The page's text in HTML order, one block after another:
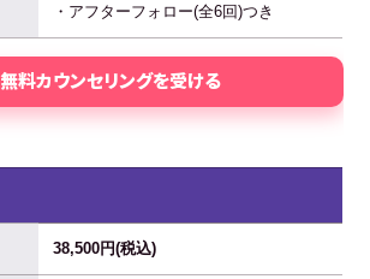
・アフターフォロー(全6回)つき
無料カウンセリングを受ける
38,500円(税込)